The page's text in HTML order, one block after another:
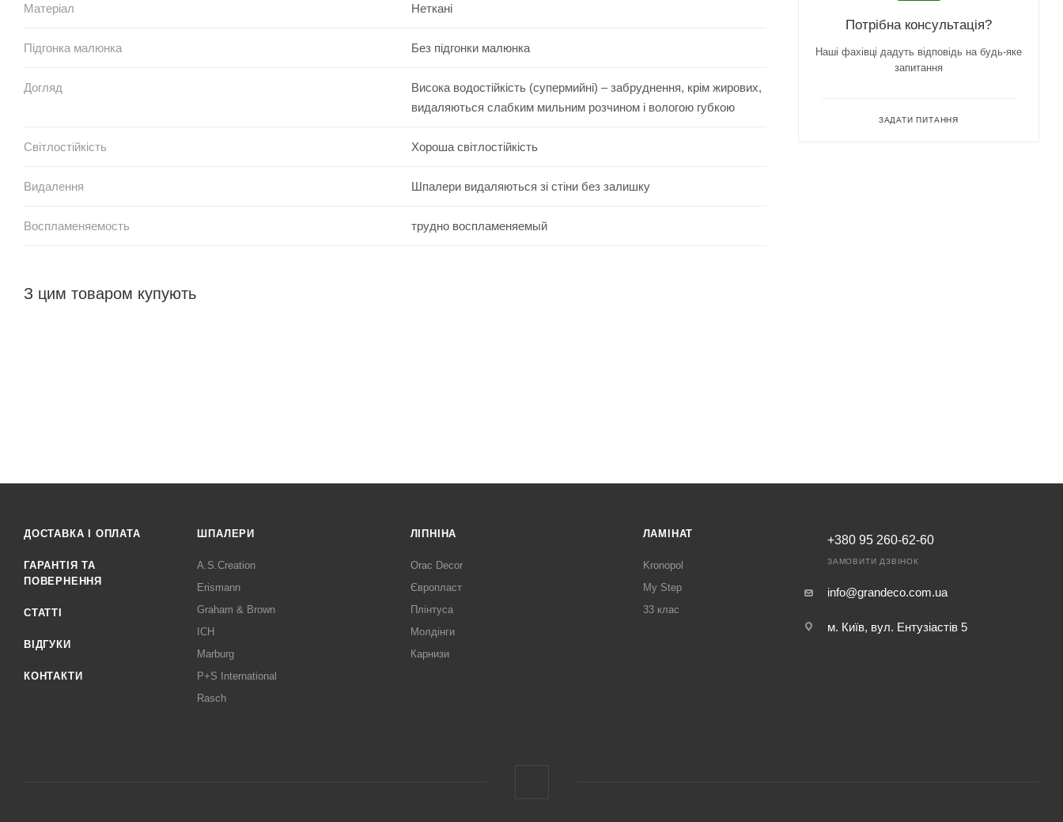
Матеріал Неткані
Підгонка малюнка Без підгонки малюнка
Догляд
Висока водостійкість (супермийні) – забруднення, крім жирових,
видаляються слабким мильним розчином і вологою губкою
Світлостійкість Хороша світлостійкість
Видалення Шпалери видаляються зі стіни без залишку
Воспламеняемость трудно воспламеняемый
З цим товаром купують
Потрібна консультація?
Наші фахівці дадуть відповідь на будь-яке
запитання
ЗАДАТИ ПИТАННЯ
ДОСТАВКА І ОПЛАТА
ГАРАНТІЯ ТА
ПОВЕРНЕННЯ
СТАТТІ
ВІДГУКИ
КОНТАКТИ
ШПАЛЕРИ
A.S.Creation
Erismann
Graham & Brown
ICH
Marburg
P+S International
Rasch
ЛІПНІНА
Orac Decor
Європласт
Плінтуса
Молдінги
Карнизи
ЛАМІНАТ
Kronopol
My Step
33 клас
+380 95 260-62-60
ЗАМОВИТИ ДЗВІНОК
info@grandeco.com.ua
м. Київ, вул. Ентузіастів 5